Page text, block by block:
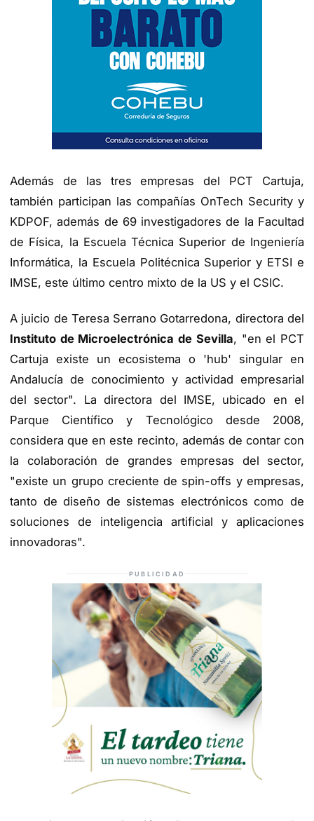
Además de las tres empresas del PCT Cartuja,
también participan las compañías OnTech Security y
KDPOF, además de 69 investigadores de la Facultad
de Física, la Escuela Técnica Superior de Ingeniería
Informática, la Escuela Politécnica Superior y ETSI e
IMSE, este último centro mixto de la US y el CSIC.
A juicio de Teresa Serrano Gotarredona, directora del
Instituto de Microelectrónica de Sevilla, "en el PCT
Cartuja existe un ecosistema o 'hub' singular en
Andalucía de conocimiento y actividad empresarial
del sector". La directora del IMSE, ubicado en el
Parque Científico y Tecnológico desde 2008,
considera que en este recinto, además de contar con
la colaboración de grandes empresas del sector,
"existe un grupo creciente de spin-offs y empresas,
tanto de diseño de sistemas electrónicos como de
soluciones de inteligencia artificial y aplicaciones
innovadoras".
PUBLICIDAD